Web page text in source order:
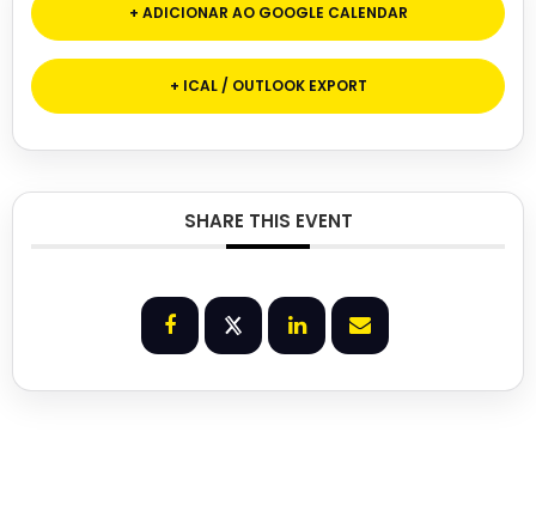
+ ADICIONAR AO GOOGLE CALENDAR
+ ICAL / OUTLOOK EXPORT
SHARE THIS EVENT